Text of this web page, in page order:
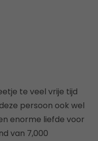
te veel vrije tijd
persoon ook wel
enorme liefde voor
van 7,000